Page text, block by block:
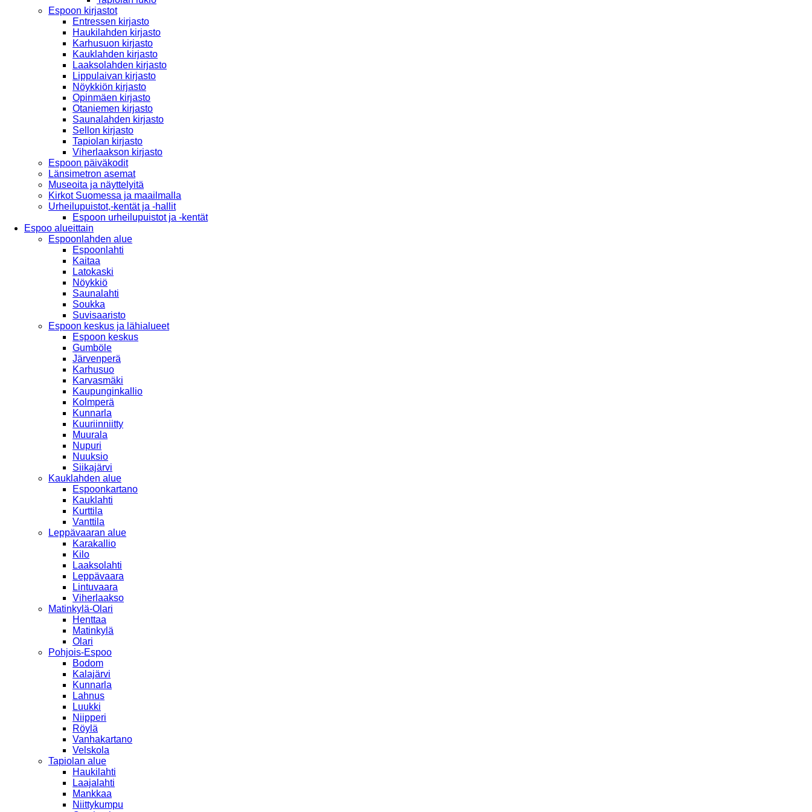
Espoon kirjastot
Entressen kirjasto
Haukilahden kirjasto
Karhusuon kirjasto
Kauklahden kirjasto
Laaksolahden kirjasto
Lippulaivan kirjasto
Nöykkiön kirjasto
Opinmäen kirjasto
Otaniemen kirjasto
Saunalahden kirjasto
Sellon kirjasto
Tapiolan kirjasto
Viherlaakson kirjasto
Espoon päiväkodit
Länsimetron asemat
Museoita ja näyttelyitä
Kirkot Suomessa ja maailmalla
Urheilupuistot,-kentät ja -hallit
Espoon urheilupuistot ja -kentät
Espoo alueittain
Espoonlahden alue
Espoonlahti
Kaitaa
Latokaski
Nöykkiö
Saunalahti
Soukka
Suvisaaristo
Espoon keskus ja lähialueet
Espoon keskus
Gumböle
Järvenperä
Karhusuo
Karvasmäki
Kaupunginkallio
Kolmperä
Kunnarla
Kuuriinniitty
Muurala
Nupuri
Nuuksio
Siikajärvi
Kauklahden alue
Espoonkartano
Kauklahti
Kurttila
Vanttila
Leppävaaran alue
Karakallio
Kilo
Laaksolahti
Leppävaara
Lintuvaara
Viherlaakso
Matinkylä-Olari
Henttaa
Matinkylä
Olari
Pohjois-Espoo
Bodom
Kalajärvi
Kunnarla
Lahnus
Luukki
Niipperi
Röylä
Vanhakartano
Velskola
Tapiolan alue
Haukilahti
Laajalahti
Mankkaa
Niittykumpu